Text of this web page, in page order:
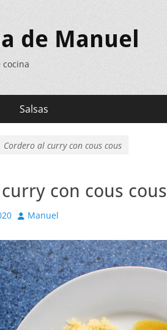
de Manuel
cocina
Salsas
Cordero al curry con cous cous
con cous cous
AutorManuel